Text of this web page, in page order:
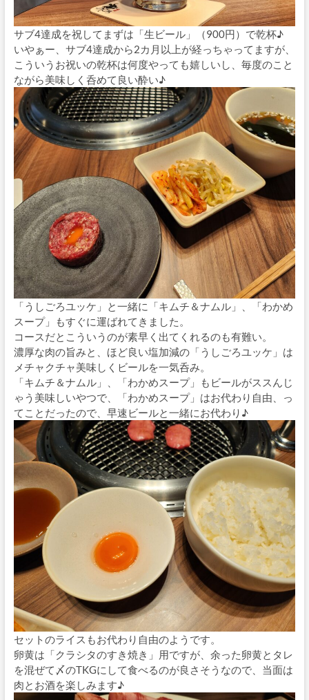
サブ4達成を祝してまずは「生ビール」（900円）で乾杯♪
いやぁー、サブ4達成から2カ月以上が経っちゃってますが、
こういうお祝いの乾杯は何度やっても嬉しいし、毎度のこと
ながら美味しく呑めて良い酔い♪
「うしごろユッケ」と一緒に「キムチ＆ナムル」、「わかめ
スープ」もすぐに運ばれてきました。
コースだとこういうのが素早く出てくれるのも有難い。
濃厚な肉の旨みと、ほど良い塩加減の「うしごろユッケ」は
メチャクチャ美味しくビールを一気呑み。
「キムチ＆ナムル」、「わかめスープ」もビールがススんじ
ゃう美味しいやつで、「わかめスープ」はお代わり自由、っ
てことだったので、早速ビールと一緒にお代わり♪
セットのライスもお代わり自由のようです。
卵黄は「クラシタのすき焼き」用ですが、余った卵黄とタレ
を混ぜて〆のTKGにして食べるのが良さそうなので、当面は
肉とお酒を楽しみます♪